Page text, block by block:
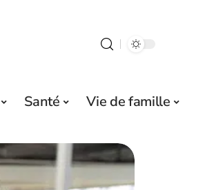
Santé Vie de famille